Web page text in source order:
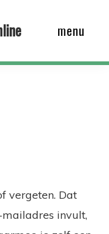
menu
vergeten. Dat
invult,